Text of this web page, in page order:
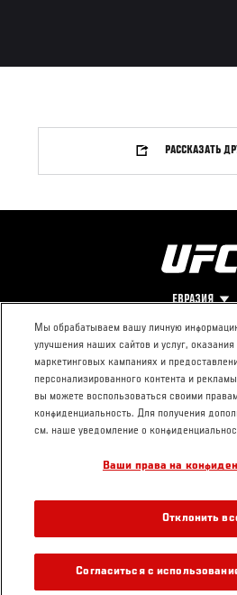
10.07.16 / 02:00 UTC
РАССКАЗАТЬ
ЕВРАЗИЯ
Footer
О UFC
Про ММА
Социальная
ответственность
КОНТАКТЫ
Пресс-центр
Мы обрабатываем вашу личную
улучшения наших сайтов и услуг,
маркетинговых кампаниях и
персонализированного контента и
вы можете воспользоваться своими
конфиденциальность. Для получения
см. наше уведомление о
Ваши права на
Отклонить
Согласиться с